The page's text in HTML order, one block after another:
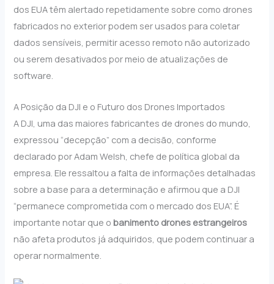
dos EUA têm alertado repetidamente sobre como drones
fabricados no exterior podem ser usados para coletar
dados sensíveis, permitir acesso remoto não autorizado
ou serem desativados por meio de atualizações de
software.
A Posição da DJI e o Futuro dos Drones Importados
A DJI, uma das maiores fabricantes de drones do mundo,
expressou “decepção” com a decisão, conforme
declarado por Adam Welsh, chefe de política global da
empresa. Ele ressaltou a falta de informações detalhadas
sobre a base para a determinação e afirmou que a DJI
“permanece comprometida com o mercado dos EUA”. É
importante notar que obanimento drones estrangeiros
não afeta produtos já adquiridos, que podem continuar a
operar normalmente.